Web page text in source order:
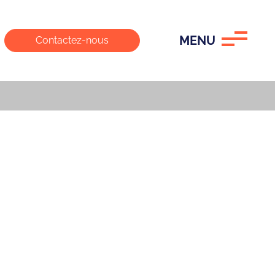
Contactez-nous MENU